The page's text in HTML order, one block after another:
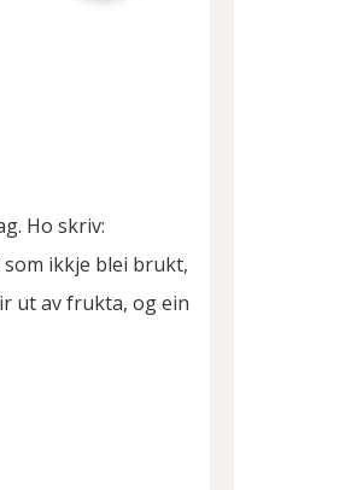
Ho skriv:
ikkje blei brukt,
ut av frukta, og ein